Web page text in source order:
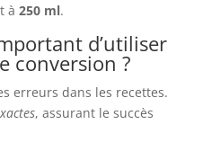
à 250 ml.
d’utiliser
conversion ?
erreurs dans les recettes.
, assurant le succès